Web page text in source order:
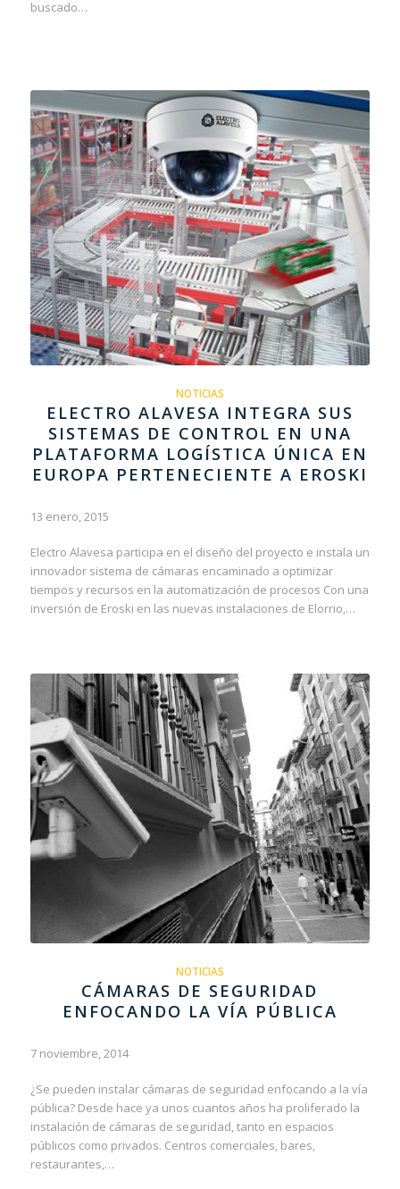
buscado…
NOTICIAS
ELECTRO ALAVESA INTEGRA SUS
SISTEMAS DE CONTROL EN UNA
PLATAFORMA LOGÍSTICA ÚNICA EN
EUROPA PERTENECIENTE A EROSKI
13 enero, 2015
Electro Alavesa participa en el diseño del proyecto e instala un
innovador sistema de cámaras encaminado a optimizar
tiempos y recursos en la automatización de procesos Con una
inversión de Eroski en las nuevas instalaciones de Elorrio,…
NOTICIAS
CÁMARAS DE SEGURIDAD
ENFOCANDO LA VÍA PÚBLICA
7 noviembre, 2014
¿Se pueden instalar cámaras de seguridad enfocando a la vía
pública? Desde hace ya unos cuantos años ha proliferado la
instalación de cámaras de seguridad, tanto en espacios
públicos como privados. Centros comerciales, bares,
restaurantes,…